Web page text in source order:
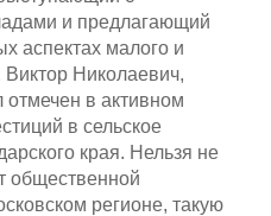
и предлагающий
аспектах малого и
Виктор Николаевич,
в активном
в сельское
края. Нельзя не
общественной
регионе, такую